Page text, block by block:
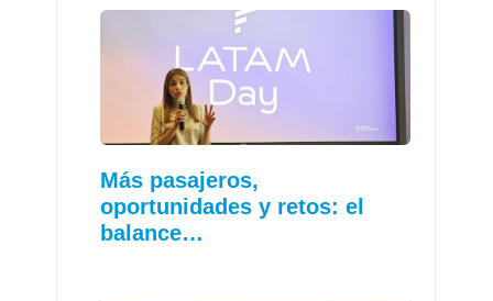
Más pasajeros,
oportunidades y retos: el
balance…